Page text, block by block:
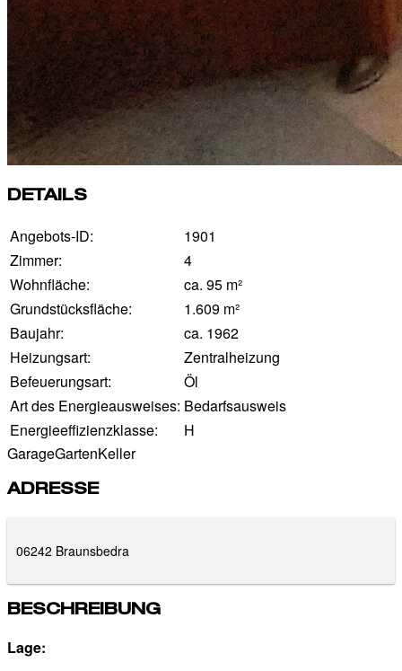
DETAILS
Angebots-ID:
1901
Zimmer:
4
Wohnfläche:
ca. 95 m²
Grundstücksfläche:
1.609 m²
Baujahr:
ca. 1962
Heizungsart:
Zentralheizung
Befeuerungsart:
Öl
Art des Energieausweises: Bedarfsausweis
Energieeffizienzklasse:
H
GarageGartenKeller
ADRESSE
06242 Braunsbedra
BESCHREIBUNG
Lage: